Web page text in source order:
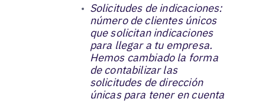
Solicitudes de indicaciones:
número de clientes únicos
que solicitan indicaciones
para llegar a tu empresa.
Hemos cambiado la forma
de contabilizar las
solicitudes de dirección
únicas para tener en cuenta